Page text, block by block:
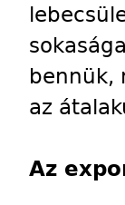
bennük,
az
Az